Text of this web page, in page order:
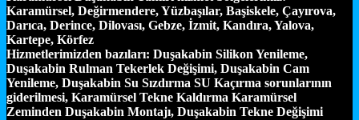
Karamürsel, Değirmendere, Yüzbaşılar, Başiskele, Çayırova,
Darıca, Derince, Dilovası, Gebze, İzmit, Kandıra, Yalova,
Kartepe, Körfez
Hizmetlerimizden bazıları: Duşakabin Silikon Yenileme,
Duşakabin Rulman Tekerlek Değişimi, Duşakabin Cam
Yenileme, Duşakabin Su Sızdırma SU Kaçırma sorunlarının
giderilmesi, Karamürsel Tekne Kaldırma Karamürsel
Zeminden Duşakabin Montajı, Duşakabin Tekne Değişimi